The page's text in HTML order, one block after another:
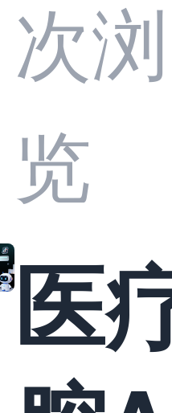
业
准
何
教
构
次浏
览
医